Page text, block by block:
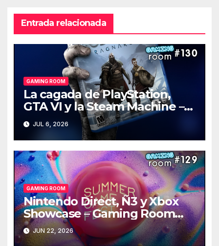
Entrada relacionada
GAMING ROOM
La cagada de PlayStation,
GTA VI y la Steam Machine –
Gaming Room #130
JUL 6, 2026
GAMING ROOM
Nintendo Direct, Ñ3 y Xbox
Showcase – Gaming Room
#129
JUN 22, 2026